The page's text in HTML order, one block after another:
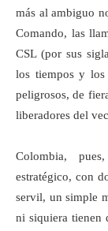
más al ambiguo
Comando, las
CSL (por sus
los tiempos y los
peligrosos, de
liberadores del
Colombia,
estratégico, con
servil, un simple
ni siquiera tienen